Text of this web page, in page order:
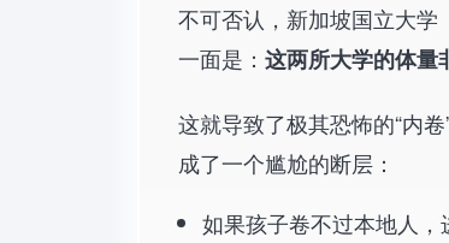
不可否认，新加坡国立大
一面是： 这两所大学的体量
这就导致了极其恐怖的“内
成了一个尴尬的断层：
如果孩子卷不过本地人